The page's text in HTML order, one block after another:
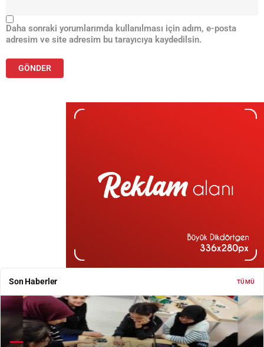
Daha sonraki yorumlarımda kullanılması için adım, e-posta
adresim ve site adresim bu tarayıcıya kaydedilsin.
Son Haberler TÜMÜ